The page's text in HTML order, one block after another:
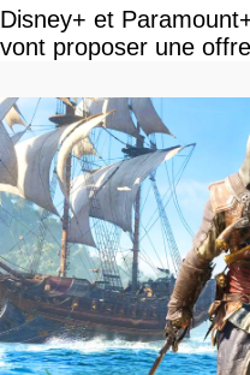
Disney+ et
vont proposer une